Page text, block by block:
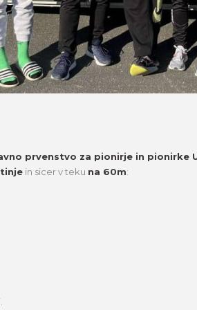
prvenstvo za pionirje in pionirke
in sicer v teku na 60m: